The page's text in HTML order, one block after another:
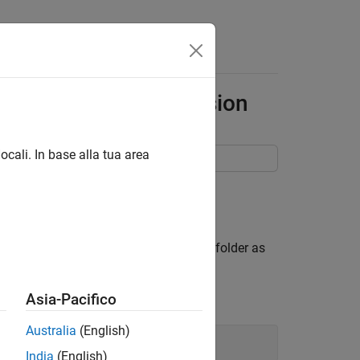
to Integer Conversion
this script file in the same project folder as
In base alla tua area
Asia-Pacifico
Australia (English)
India (English)